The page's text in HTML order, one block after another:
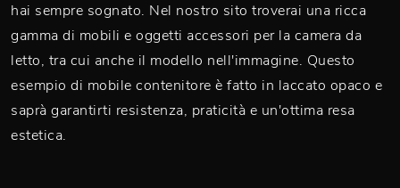
hai sempre sognato. Nel nostro sito troverai una ricca
gamma di mobili e oggetti accessori per la camera da
letto, tra cui anche il modello nell'immagine. Questo
esempio di mobile contenitore è fatto in laccato opaco e
saprà garantirti resistenza, praticità e un'ottima resa
estetica.